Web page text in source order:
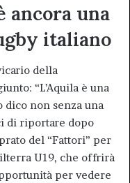
ancora una
italiano
della
“L’Aquila è una
non senza una
di riportare dopo
del “Fattori” per
U19, che offrirà
per vedere